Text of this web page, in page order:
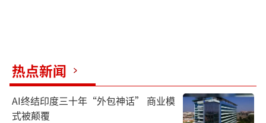
热点新闻
AI终结印度三十年“外包神话” 商业模
式被颠覆